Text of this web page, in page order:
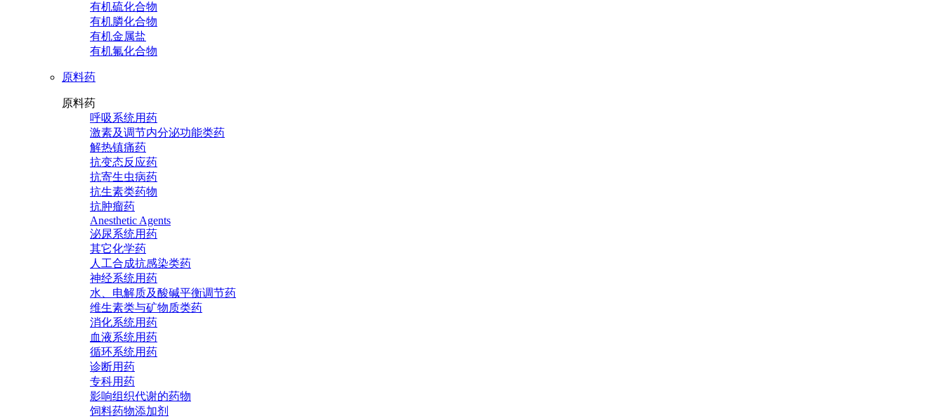
有机硫化合物
有机膦化合物
有机金属盐
有机氟化合物
原料药
原料药
呼吸系统用药
激素及调节内分泌功能类药
解热镇痛药
抗变态反应药
抗寄生虫病药
抗生素类药物
抗肿瘤药
Anesthetic Agents
泌尿系统用药
其它化学药
人工合成抗感染类药
神经系统用药
水、电解质及酸碱平衡调节药
维生素类与矿物质类药
消化系统用药
血液系统用药
循环系统用药
诊断用药
专科用药
影响组织代谢的药物
饲料药物添加剂